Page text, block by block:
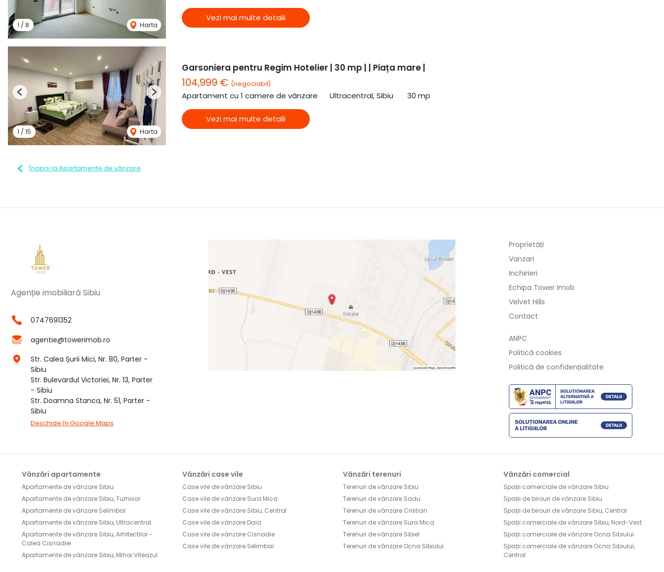
1 /8 Harta
Vezi mai multe detalii
1 /15 Harta
Previous Next
Garsoniera pentru Regim Hotelier | 30 mp | | Piața mare |
104,999 € (negociabil)
Apartament cu 1 camere de vânzare Ultracentral, Sibiu 30 mp
Vezi mai multe detalii
Înapoi la Apartamente de vânzare
Agenție imobiliară Sibiu
0747691352
agentie@towerimob.ro
Str. Calea Șurii Mici, Nr. 80, Parter -
Sibiu
Str. Bulevardul Victoriei, Nr. 13, Parter
- Sibiu
Str. Doamna Stanca, Nr. 51, Parter -
Sibiu
Deschide în Google Maps
Proprietăți
Vanzari
Inchirieri
Echipa Tower Imob
Velvet Hills
Contact
ANPC
Politică cookies
Politică de confidențialitate
Vânzări apartamente
Apartamente de vânzare Sibiu
Apartamente de vânzare Sibiu, Turnisor
Apartamente de vânzare Selimbar
Apartamente de vânzare Sibiu, Ultracentral
Apartamente de vânzare Sibiu, Arhitectilor -
Calea Cisnadiei
Apartamente de vânzare Sibiu, Mihai Viteazul
Vânzări case vile
Case vile de vânzare Sibiu
Case vile de vânzare Sura Mica
Case vile de vânzare Sibiu, Central
Case vile de vânzare Daia
Case vile de vânzare Cisnadie
Case vile de vânzare Selimbar
Vânzări terenuri
Terenuri de vânzare Sibiu
Terenuri de vânzare Sadu
Terenuri de vânzare Cristian
Terenuri de vânzare Sura Mica
Terenuri de vânzare Sibiel
Terenuri de vânzare Ocna Sibiului
Vânzări comercial
Spații comerciale de vânzare Sibiu
Spații de birouri de vânzare Sibiu
Spații de birouri de vânzare Sibiu, Central
Spații comerciale de vânzare Sibiu, Nord-Vest
Spații comerciale de vânzare Ocna Sibiului
Spații comerciale de vânzare Ocna Sibiului,
Central